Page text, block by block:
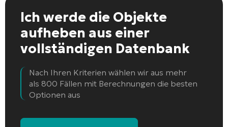
Ich werde die Objekte
aufheben aus einer
vollständigen Datenbank
Nach Ihren Kriterien wählen wir aus mehr
als 800 Fällen mit Berechnungen die besten
Optionen aus